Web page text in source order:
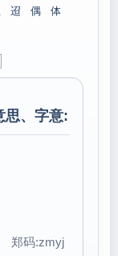
迢 偶
体
思、字意:
码:zmyj